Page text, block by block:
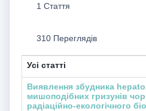
1 Стаття
310 Переглядів
Усі статті
Виявлення збудника
мишоподібних гризунів
радіаційно-екологічного